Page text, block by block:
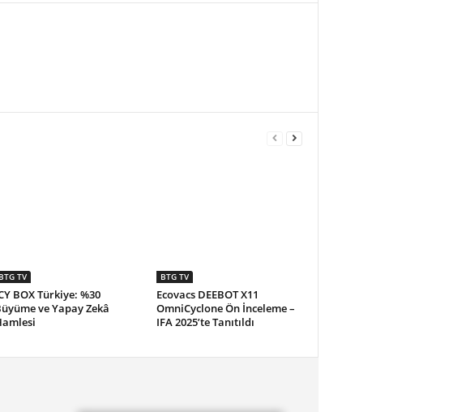
BTG TV
BOX Türkiye: %30
ve Yapay Zekâ
BTG TV
Ecovacs DEEBOT X11
OmniCyclone Ön İnceleme –
IFA 2025’te Tanıtıldı